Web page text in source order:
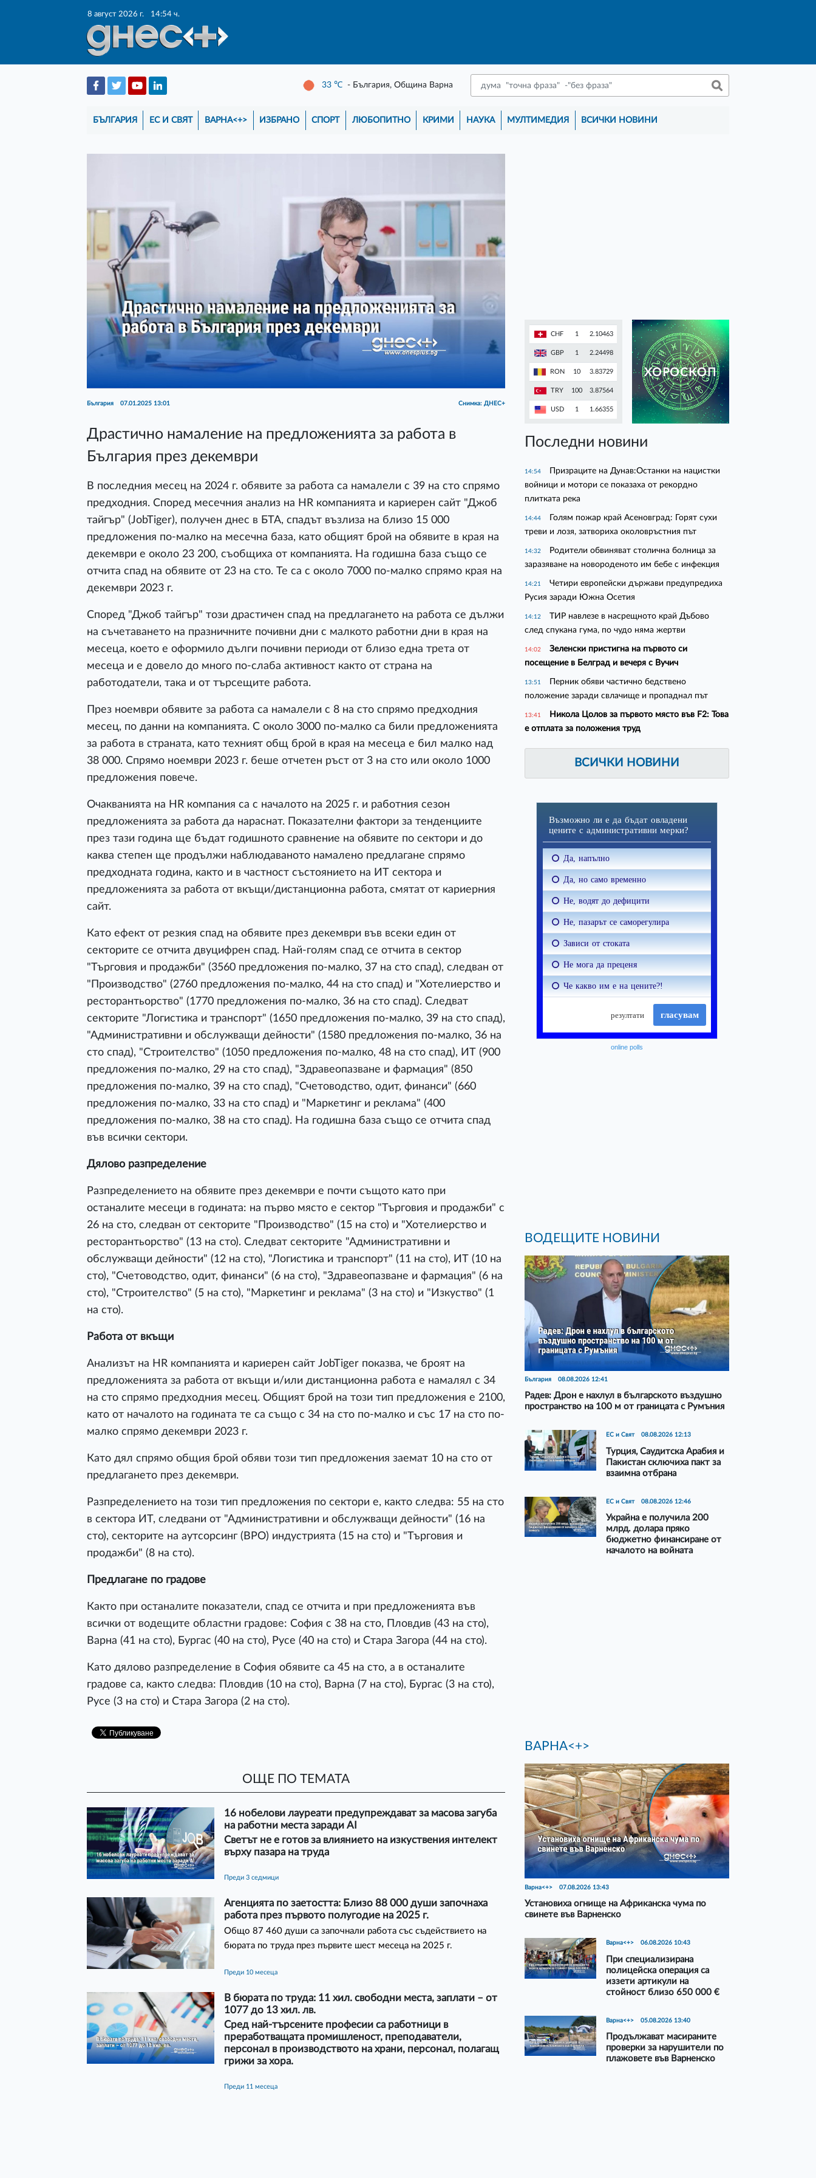
8 август 2026 г. 14:54 ч.
33 ℃ - България, Община Варна
БЪЛГАРИЯ ЕС И СВЯТ ВАРНА<+> ИЗБРАНО СПОРТ ЛЮБОПИТНО КРИМИ НАУКА МУЛТИМЕДИЯ ВСИЧКИ НОВИНИ
България 07.01.2025 13:01 Снимка: ДНЕС+
Драстично намаление на предложенията за работа в
България през декември
В последния месец на 2024 г. обявите за работа са намалели с 39 на сто спрямо
предходния. Според месечния анализ на HR компанията и кариерен сайт "Джоб
тайгър" (JobTiger), получен днес в БТА, спадът възлиза на близо 15 000
предложения по-малко на месечна база, като общият брой на обявите в края на
декември е около 23 200, съобщиха от компанията. На годишна база също се
отчита спад на обявите от 23 на сто. Те са с около 7000 по-малко спрямо края на
декември 2023 г.
Според "Джоб тайгър" този драстичен спад на предлагането на работа се дължи
на съчетаването на празничните почивни дни с малкото работни дни в края на
месеца, което е оформило дълги почивни периоди от близо една трета от
месеца и е довело до много по-слаба активност както от страна на
работодатели, така и от търсещите работа.
През ноември обявите за работа са намалели с 8 на сто спрямо предходния
месец, по данни на компанията. С около 3000 по-малко са били предложенията
за работа в страната, като техният общ брой в края на месеца е бил малко над
38 000. Спрямо ноември 2023 г. беше отчетен ръст от 3 на сто или около 1000
предложения повече.
Очакванията на HR компания са с началото на 2025 г. и работния сезон
предложенията за работа да нараснат. Показателни фактори за тенденциите
през тази година ще бъдат годишното сравнение на обявите по сектори и до
каква степен ще продължи наблюдаваното намалено предлагане спрямо
предходната година, както и в частност състоянието на ИТ сектора и
предложенията за работа от вкъщи/дистанционна работа, смятат от кариерния
сайт.
Като ефект от резкия спад на обявите през декември във всеки един от
секторите се отчита двуцифрен спад. Най-голям спад се отчита в сектор
"Търговия и продажби" (3560 предложения по-малко, 37 на сто спад), следван от
"Производство" (2760 предложения по-малко, 44 на сто спад) и "Хотелиерство и
ресторантьорство" (1770 предложения по-малко, 36 на сто спад). Следват
секторите "Логистика и транспорт" (1650 предложения по-малко, 39 на сто спад),
"Административни и обслужващи дейности" (1580 предложения по-малко, 36 на
сто спад), "Строителство" (1050 предложения по-малко, 48 на сто спад), ИТ (900
предложения по-малко, 29 на сто спад), "Здравеопазване и фармация" (850
предложения по-малко, 39 на сто спад), "Счетоводство, одит, финанси" (660
предложения по-малко, 33 на сто спад) и "Маркетинг и реклама" (400
предложения по-малко, 38 на сто спад). На годишна база също се отчита спад
във всички сектори.
Дялово разпределение
Разпределението на обявите през декември е почти същото като при
останалите месеци в годината: на първо място е сектор "Търговия и продажби" с
26 на сто, следван от секторите "Производство" (15 на сто) и "Хотелиерство и
ресторантьорство" (13 на сто). Следват секторите "Административни и
обслужващи дейности" (12 на сто), "Логистика и транспорт" (11 на сто), ИТ (10 на
сто), "Счетоводство, одит, финанси" (6 на сто), "Здравеопазване и фармация" (6 на
сто), "Строителство" (5 на сто), "Маркетинг и реклама" (3 на сто) и "Изкуство" (1
на сто).
Работа от вкъщи
Анализът на HR компанията и кариерен сайт JobTiger показва, че броят на
предложенията за работа от вкъщи и/или дистанционна работа е намалял с 34
на сто спрямо предходния месец. Общият брой на този тип предложения е 2100,
като от началото на годината те са също с 34 на сто по-малко и със 17 на сто по-
малко спрямо декември 2023 г.
Като дял спрямо общия брой обяви този тип предложения заемат 10 на сто от
предлагането през декември.
Разпределението на този тип предложения по сектори е, както следва: 55 на сто
в сектора ИТ, следвани от "Административни и обслужващи дейности" (16 на
сто), секторите на аутсорсинг (BPO) индустрията (15 на сто) и "Търговия и
продажби" (8 на сто).
Предлагане по градове
Както при останалите показатели, спад се отчита и при предложенията във
всички от водещите областни градове: София с 38 на сто, Пловдив (43 на сто),
Варна (41 на сто), Бургас (40 на сто), Русе (40 на сто) и Стара Загора (44 на сто).
Като дялово разпределение в София обявите са 45 на сто, а в останалите
градове са, както следва: Пловдив (10 на сто), Варна (7 на сто), Бургас (3 на сто),
Русе (3 на сто) и Стара Загора (2 на сто).
ОЩЕ ПО ТЕМАТА
16 нобелови лауреати предупреждават за масова загуба
на работни места заради AI
Светът не е готов за влиянието на изкуствения интелект
върху пазара на труда
преди 3 седмици
Агенцията по заетостта: Близо 88 000 души започнаха
работа през първото полугодие на 2025 г.
Общо 87 460 души са започнали работа със съдействието на
бюрата по труда през първите шест месеца на 2025 г.
преди 10 месеца
В бюрата по труда: 11 хил. свободни места, заплати – от
1077 до 13 хил. лв.
Сред най-търсените професии са работници в
преработващата промишленост, преподаватели,
персонал в производството на храни, персонал, полагащ
грижи за хора.
преди 11 месеца
CHF 1 2.10463
GBP 1 2.24498
RON 10 3.83729
TRY 100 3.87564
USD 1 1.66355
ХОРОСКОП
Последни новини
14:54
Призраците на Дунав:Останки на нацистки
войници и мотори се показаха от рекордно
плитката река
14:44
Голям пожар край Асеновград: Горят сухи
треви и лозя, затвориха околовръстния път
14:32
Родители обвиняват столична болница за
заразяване на новороденото им бебе с инфекция
14:21
Четири европейски държави предупредиха
Русия заради Южна Осетия
14:12
ТИР навлезе в насрещното край Дъбово
след спукана гума, по чудо няма жертви
14:02
Зеленски пристигна на първото си
посещение в Белград и вечеря с Вучич
13:51
Перник обяви частично бедствено
положение заради свлачище и пропаднал път
13:41
Никола Цолов за първото място във F2: Това
е отплата за положения труд
ВСИЧКИ НОВИНИ
online polls
ВОДЕЩИТЕ НОВИНИ
България 08.08.2026 12:41
Радев: Дрон е нахлул в българското въздушно
пространство на 100 м от границата с Румъния
ЕС и Свят 08.08.2026 12:13
Турция, Саудитска Арабия и
Пакистан сключиха пакт за
взаимна отбрана
ЕС и Свят 08.08.2026 12:46
Украйна е получила 200
млрд. долара пряко
бюджетно финансиране от
началото на войната
ВАРНА<+>
Варна<+> 07.08.2026 13:43
Установиха огнище на Африканска чума по
свинете във Варненско
Варна<+> 06.08.2026 10:43
При специализирана
полицейска операция са
иззети артикули на
стойност близо 650 000 €
Варна<+> 05.08.2026 13:40
Продължават масираните
проверки за нарушители по
плажовете във Варненско